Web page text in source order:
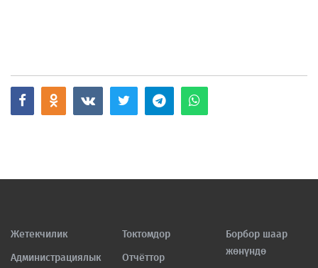
Жетекчилик
Администрациялык
Токтомдор
Отчёттор
Борбор шаар
жөнүндө